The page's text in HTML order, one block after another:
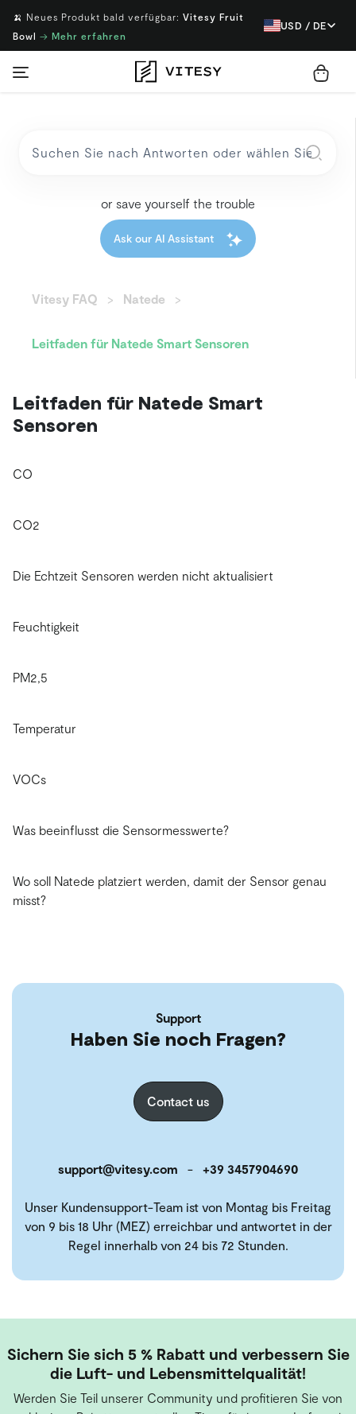
🍌 Neues Produkt bald verfügbar: Vitesy Fruit
Bowl → Mehr erfahren
USD / DE
or save yourself the trouble
Ask our AI Assistant
Vitesy FAQ Natede
Leitfaden für Natede Smart Sensoren
Leitfaden für Natede Smart
Sensoren
CO
CO2
Die Echtzeit Sensoren werden nicht aktualisiert
Feuchtigkeit
PM2,5
Temperatur
VOCs
Was beeinflusst die Sensormesswerte?
Wo soll Natede platziert werden, damit der Sensor genau
misst?
Support
Haben Sie noch Fragen?
Contact us
support@vitesy.com - +39 3457904690
Unser Kundensupport-Team ist von Montag bis Freitag
von 9 bis 18 Uhr (MEZ) erreichbar und antwortet in der
Regel innerhalb von 24 bis 72 Stunden.
Sichern Sie sich 5 % Rabatt und verbessern Sie
die Luft- und Lebensmittelqualität!
Werden Sie Teil unserer Community und profitieren Sie von